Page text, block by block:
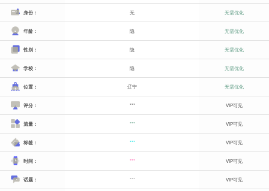
身份： 无 无需优化
年龄： 隐 无需优化
性别： 隐 无需优化
学校： 隐 无需优化
位置： 辽宁 无需优化
评分： *** VIP可见
流量： *** VIP可见
标签： *** VIP可见
时间： *** VIP可见
话题： *** VIP可见